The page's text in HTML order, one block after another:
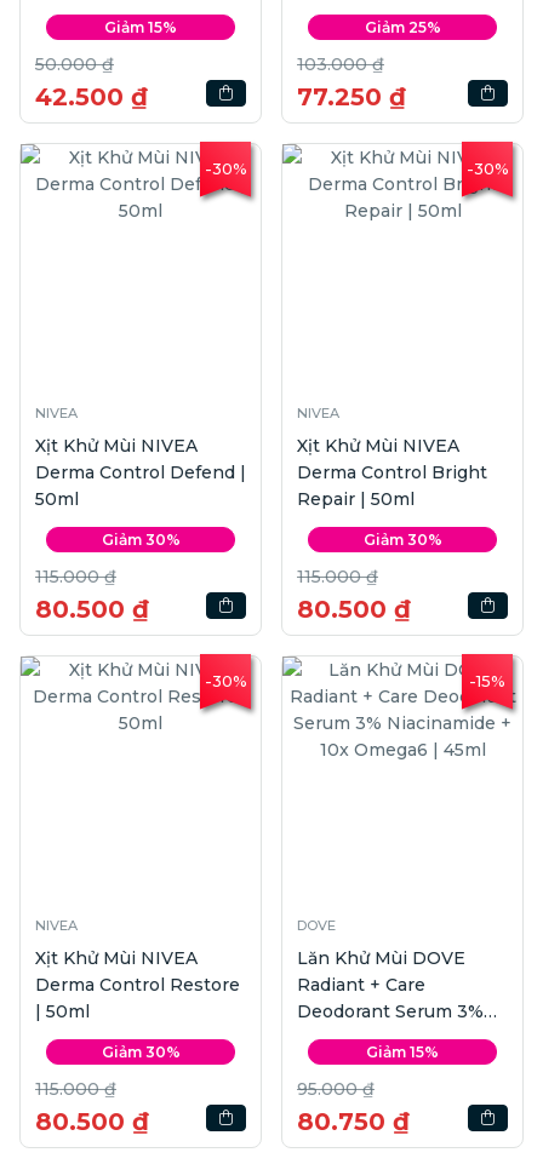
Giảm 15%
50.000 ₫
42.500 ₫
3% Niacinamide + 10x
Omega6 | 40mll
Giảm 25%
103.000 ₫
77.250 ₫
-30%
NIVEA
Xịt Khử Mùi NIVEA
Derma Control Defend |
50ml
Giảm 30%
115.000 ₫
80.500 ₫
-30%
NIVEA
Xịt Khử Mùi NIVEA
Derma Control Bright
Repair | 50ml
Giảm 30%
115.000 ₫
80.500 ₫
-30%
NIVEA
Xịt Khử Mùi NIVEA
Derma Control Restore
| 50ml
Giảm 30%
115.000 ₫
80.500 ₫
-15%
DOVE
Lăn Khử Mùi DOVE
Radiant + Care
Deodorant Serum 3%
Niacinamide + 10x
Omega6 | 45ml
Giảm 15%
95.000 ₫
80.750 ₫